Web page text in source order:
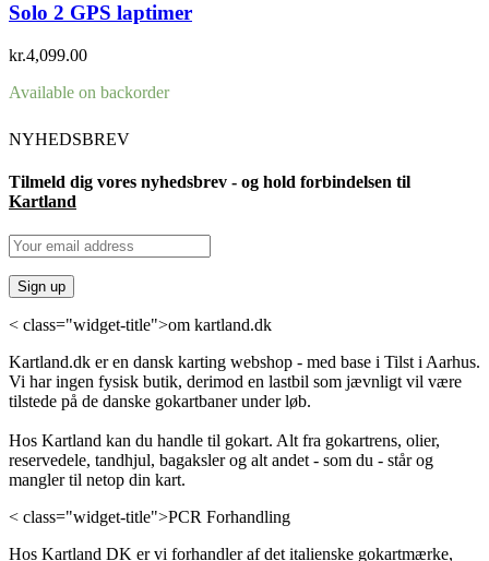
Solo 2 GPS laptimer
kr.4,099.00
Available on backorder
NYHEDSBREV
Tilmeld dig vores nyhedsbrev - og hold forbindelsen til
Kartland
< class="widget-title">om kartland.dk
Kartland.dk er en dansk karting webshop - med base i Tilst i Aarhus.
Vi har ingen fysisk butik, derimod en lastbil som jævnligt vil være
tilstede på de danske gokartbaner under løb.
Hos Kartland kan du handle til gokart. Alt fra gokartrens, olier,
reservedele, tandhjul, bagaksler og alt andet - som du - står og
mangler til netop din kart.
< class="widget-title">PCR Forhandling
Hos Kartland DK er vi forhandler af det italienske gokartmærke,